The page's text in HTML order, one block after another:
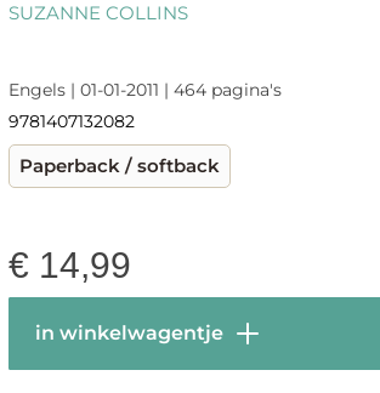
SUZANNE COLLINS
Engels | 01-01-2011 | 464 pagina's
9781407132082
Paperback / softback
€ 14,99
in winkelwagentje